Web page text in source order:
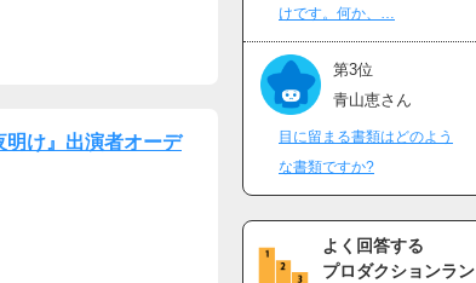
明け』出演者オーデ
けです。何か、…
第3位
青山恵さん
目に留まる書類はどのよう
な書類ですか?
よく回答する
プロダクションラン